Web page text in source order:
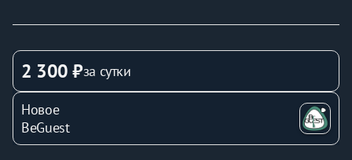
* Вместимость: до 2 гостей (двуспальная кровать)
* Отчётные документы для командированных
* Всё включено — от постельного белья до Wi-Fi
📍 Расположение:
* В пешей доступности остановка общественного
транспорта "Хрустальногорская"
2 300 ₽за сутки
Новое
BeGuest